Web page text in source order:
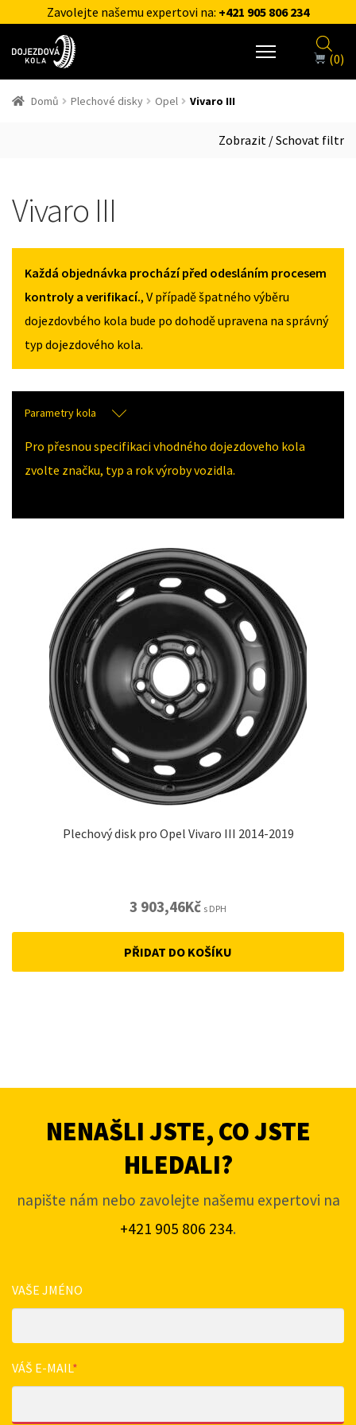
Zavolejte našemu expertovi na: +421 905 806 234
(0)
Domů Plechové disky Opel Vivaro III
Zobrazit / Schovat filtr
Vivaro III
Každá objednávka prochází před odesláním procesem
kontroly a verifikací., V případě špatného výběru
dojezdovbého kola bude po dohodě upravena na správný
typ dojezdového kola.
Parametry kola
Pro přesnou specifikaci vhodného dojezdoveho kola
zvolte značku, typ a rok výroby vozidla.
Plechový disk pro Opel Vivaro III 2014-2019
3 903,46Kč s DPH
PŘIDAT DO KOŠÍKU
NENAŠLI JSTE, CO JSTE
HLEDALI?
napište nám nebo zavolejte našemu expertovi na
+421 905 806 234.
VAŠE JMÉNO
VÁŠ E-MAIL*